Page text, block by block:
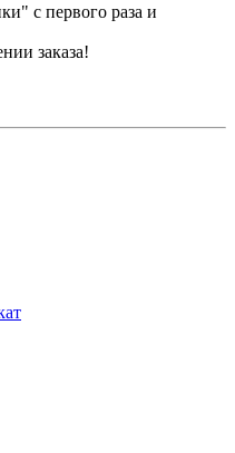
с первого раза и
заказа!